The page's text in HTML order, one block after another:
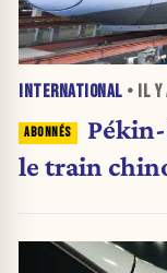
INTERNATIONAL • IL Y
le train